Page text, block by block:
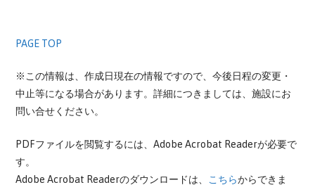
PAGE TOP
※この情報は、作成日現在の情報ですので、今後日程の変更・
中止等になる場合があります。詳細につきましては、施設にお
問い合せください。
PDFファイルを閲覧するには、Adobe Acrobat Readerが必要で
す。
Adobe Acrobat Readerのダウンロードは、
こちらからできま